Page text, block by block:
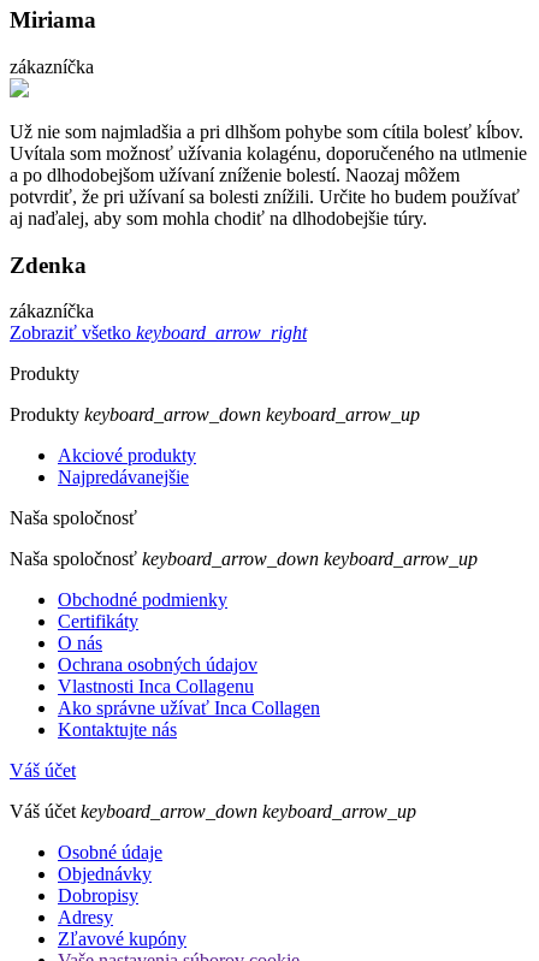
Miriama
zákazníčka
Už nie som najmladšia a pri dlhšom pohybe som cítila bolesť kĺbov.
Uvítala som možnosť užívania kolagénu, doporučeného na utlmenie
a po dlhodobejšom užívaní zníženie bolestí. Naozaj môžem
potvrdiť, že pri užívaní sa bolesti znížili. Určite ho budem používať
aj naďalej, aby som mohla chodiť na dlhodobejšie túry.
Zdenka
zákazníčka
Zobraziť všetko keyboard_arrow_right
Produkty
Produkty keyboard_arrow_down keyboard_arrow_up
Akciové produkty
Najpredávanejšie
Naša spoločnosť
Naša spoločnosť keyboard_arrow_down keyboard_arrow_up
Obchodné podmienky
Certifikáty
O nás
Ochrana osobných údajov
Vlastnosti Inca Collagenu
Ako správne užívať Inca Collagen
Kontaktujte nás
Váš účet
Váš účet keyboard_arrow_down keyboard_arrow_up
Osobné údaje
Objednávky
Dobropisy
Adresy
Zľavové kupóny